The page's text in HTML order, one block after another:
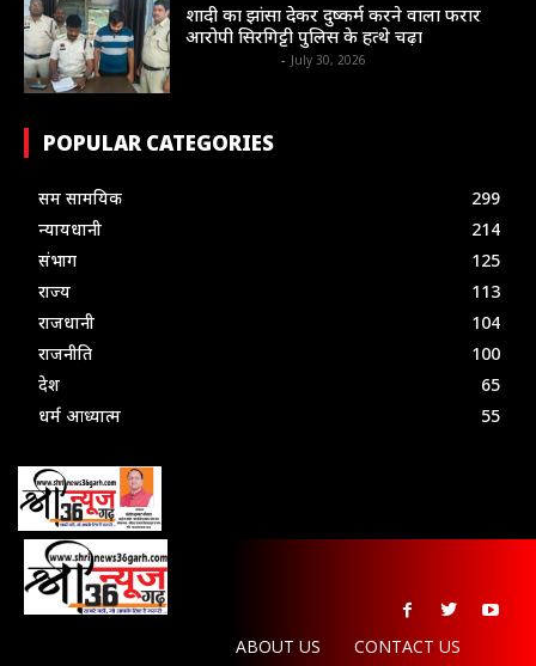
शादी का झांसा देकर दुष्कर्म करने वाला फरार
आरोपी सिरगिट्टी पुलिस के हत्थे चढ़ा
- July 30, 2026
POPULAR CATEGORIES
सम सामयिक
299
न्यायधानी
214
संभाग
125
राज्य
113
राजधानी
104
राजनीति
100
देश
65
धर्म आध्यात्म
55
ABOUT US
CONTACT US